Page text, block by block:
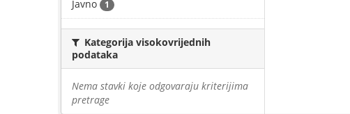
Javno 1
Kategorija visokovrijednih
podataka
Nema stavki koje odgovaraju kriterijima
pretrage